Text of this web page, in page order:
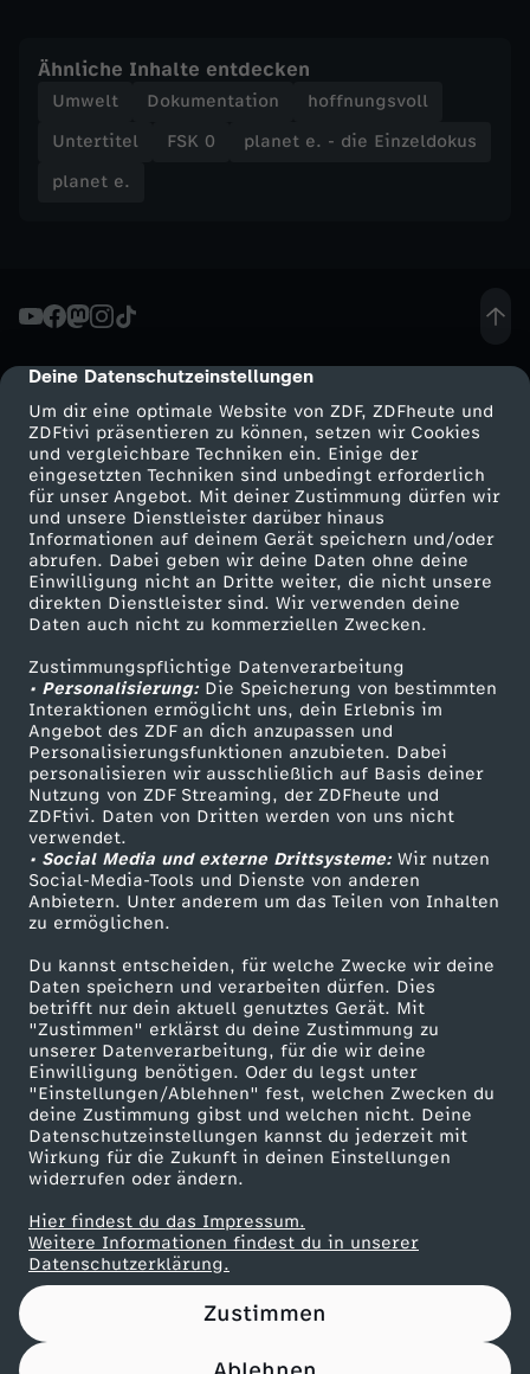
cmp-dialog-description
Deine Datenschutzeinstellungen
Um dir eine optimale Website von ZDF, ZDFheute und
ZDFtivi präsentieren zu können, setzen wir Cookies
und vergleichbare Techniken ein. Einige der
eingesetzten Techniken sind unbedingt erforderlich
für unser Angebot. Mit deiner Zustimmung dürfen wir
und unsere Dienstleister darüber hinaus
Informationen auf deinem Gerät speichern und/oder
abrufen. Dabei geben wir deine Daten ohne deine
Einwilligung nicht an Dritte weiter, die nicht unsere
direkten Dienstleister sind. Wir verwenden deine
Daten auch nicht zu kommerziellen Zwecken.
Zustimmungspflichtige Datenverarbeitung
• Personalisierung:Die Speicherung von bestimmten
Interaktionen ermöglicht uns, dein Erlebnis im
Angebot des ZDF an dich anzupassen und
Personalisierungsfunktionen anzubieten. Dabei
personalisieren wir ausschließlich auf Basis deiner
Nutzung von ZDF Streaming, der ZDFheute und
ZDFtivi. Daten von Dritten werden von uns nicht
verwendet.
• Social Media und externe Drittsysteme:Wir nutzen
Social-Media-Tools und Dienste von anderen
Anbietern. Unter anderem um das Teilen von Inhalten
zu ermöglichen.
Du kannst entscheiden, für welche Zwecke wir deine
Daten speichern und verarbeiten dürfen. Dies
betrifft nur dein aktuell genutztes Gerät. Mit
"Zustimmen" erklärst du deine Zustimmung zu
unserer Datenverarbeitung, für die wir deine
Einwilligung benötigen. Oder du legst unter
"Einstellungen/Ablehnen" fest, welchen Zwecken du
deine Zustimmung gibst und welchen nicht. Deine
Datenschutzeinstellungen kannst du jederzeit mit
Wirkung für die Zukunft in deinen Einstellungen
widerrufen oder ändern.
Hier findest du das Impressum.
Weitere Informationen findest du in unserer
Datenschutzerklärung.
Zustimmen
?
Ähnliche Inhalte entdecken
Umwelt Dokumentation
hoffnungsvoll
Untertitel
FSK 0
planet e. - die Einzeldokus
planet e.
Mehr ZDF
ZDF-Apps
Smart TV
ZDFtext
Livestreams
Sendungen A-Z
TV-Programm
Service
ZDFmitreden
Kontakt zum ZDF
Tickets
Zuschauerservice
Hilfe
ZDF Unternehmen
Karriere
ZDF goes Schule
Werbefernsehen
Mainzelmännchen
Partner